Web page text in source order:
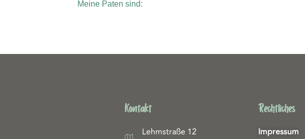
Meine Paten sind:
Kontakt
Lehmstraße 12
Rechtliches
Impressum